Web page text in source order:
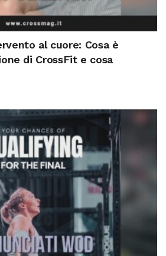
al cuore: Cosa è
di CrossFit e cosa